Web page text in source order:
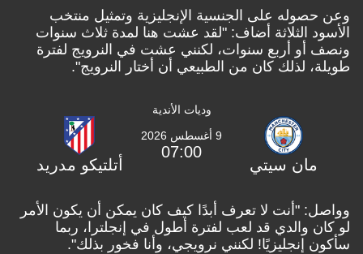
وعن حصوله على الجنسية الإنجليزية وتمثيل منتخب
الأسود الثلاثة أضاف: "لقد عشت هنا لمدة ثلاث سنوات
ونصف أو أربع سنوات، لكنني عشت في النرويج لفترة
طويلة، لذلك كان من الطبيعي أن أختار النرويج".
وديات الأندية
مان سيتي
9 أغسطس 2026
07:00
أتلتيكو مدريد
وواصل: "أنت لا تعرف أبدًا كيف كان يمكن أن يكون الأمر
لو كان والدي قد لعب لفترة أطول في إنجلترا، ربما
سأكون إنجليزيًا! لكنني نرويجي، وأنا فخور بذلك".